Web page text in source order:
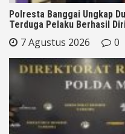
Polresta Banggai Ungkap
Terduga Pelaku Berhasil
7 Agustus 2026 0